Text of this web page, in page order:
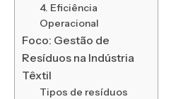
4. Eficiência
Operacional
Foco: Gestão de
Resíduos na Indústria
Têxtil
Tipos de resíduos